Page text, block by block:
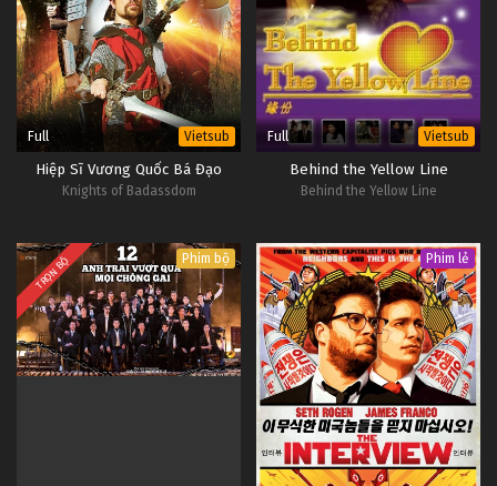
Full Vietsub
Hiệp Sĩ Vương Quốc Bá Đạo
Knights of Badassdom
Full Vietsub
Behind the Yellow Line
Behind the Yellow Line
TRỌN BỘ Phim bộ Phim lẻ